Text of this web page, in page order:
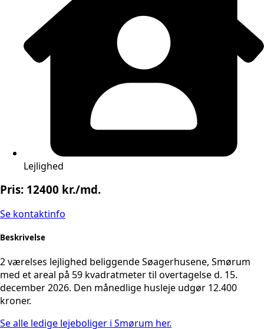
Lejlighed
Pris: 12400 kr./md.
Se kontaktinfo
Beskrivelse
2 værelses lejlighed beliggende Søagerhusene, Smørum
med et areal på 59 kvadratmeter til overtagelse d. 15.
december 2026. Den månedlige husleje udgør 12.400
kroner.
Se alle ledige lejeboliger i Smørum her.